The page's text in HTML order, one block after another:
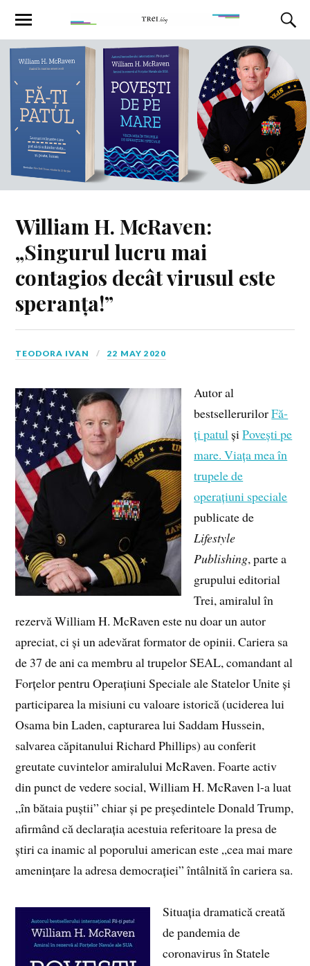
William H. McRaven:
„Singurul lucru mai
contagios decât virusul este
speranța!”
TEODORA IVAN 22 MAY 2020
Autor al
bestsellerurilorFă-
ți patul șiPovești pe
mare. Viața mea în
trupele de
operațiuni speciale
publicate de
Lifestyle
Publishing, parte a
grupului editorial
Trei, amiralul în
rezervă William H. McRaven este nu doar un autor
apreciat, ci și un adevărat formator de opinii. Cariera sa
de 37 de ani ca membru al trupelor SEAL, comandant al
Forțelor pentru Operațiuni Speciale ale Statelor Unite și
participarea la misiuni cu valoare istorică (uciderea lui
Osama bin Laden, capturarea lui Saddam Hussein,
salvarea căpitanului Richard Phillips) au conferit
greutate cuvintelor amiralului McRaven. Foarte activ
din punct de vedere social, William H. McRaven l-a luat
„în bătaia puștii” chiar și pe președintele Donald Trump,
afirmând că declarația acestuia referitoare la presa de
știri ca inamic al poporului american este „cea mai mare
amenințare la adresa democrației” întâlnită în cariera sa.
Situația dramatică creată
de pandemia de
coronavirus în Statele